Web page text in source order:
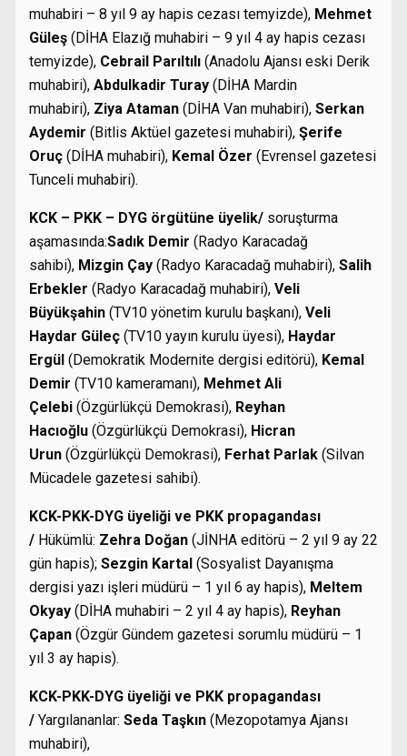
muhabiri – 8 yıl 9 ay hapis cezası temyizde), Mehmet
Güleş (DİHA Elazığ muhabiri – 9 yıl 4 ay hapis cezası
temyizde), Cebrail Parıltılı (Anadolu Ajansı eski Derik
muhabiri), Abdulkadir Turay (DİHA Mardin
muhabiri), Ziya Ataman (DİHA Van muhabiri), Serkan
Aydemir (Bitlis Aktüel gazetesi muhabiri), Şerife
Oruç (DİHA muhabiri), Kemal Özer (Evrensel gazetesi
Tunceli muhabiri).
KCK – PKK – DYG örgütüne üyelik/ soruşturma
aşamasında:Sadık Demir (Radyo Karacadağ
sahibi), Mizgin Çay (Radyo Karacadağ muhabiri), Salih
Erbekler (Radyo Karacadağ muhabiri), Veli
Büyükşahin (TV10 yönetim kurulu başkanı), Veli
Haydar Güleç (TV10 yayın kurulu üyesi), Haydar
Ergül (Demokratik Modernite dergisi editörü), Kemal
Demir (TV10 kameramanı), Mehmet Ali
Çelebi (Özgürlükçü Demokrasi), Reyhan
Hacıoğlu (Özgürlükçü Demokrasi), Hicran
Urun (Özgürlükçü Demokrasi), Ferhat Parlak (Silvan
Mücadele gazetesi sahibi).
KCK-PKK-DYG üyeliği ve PKK propagandası
/ Hükümlü: Zehra Doğan (JİNHA editörü – 2 yıl 9 ay 22
gün hapis); Sezgin Kartal (Sosyalist Dayanışma
dergisi yazı işleri müdürü – 1 yıl 6 ay hapis), Meltem
Okyay (DİHA muhabiri – 2 yıl 4 ay hapis), Reyhan
Çapan (Özgür Gündem gazetesi sorumlu müdürü – 1
yıl 3 ay hapis).
KCK-PKK-DYG üyeliği ve PKK propagandası
/ Yargılananlar: Seda Taşkın (Mezopotamya Ajansı
muhabiri),